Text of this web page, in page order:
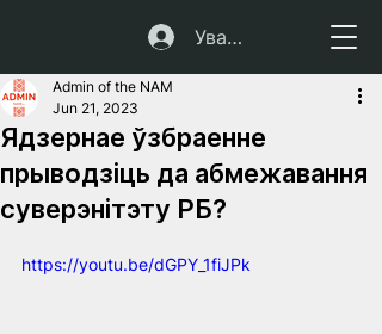
Увайсці
Ядзернае ўзбраенне
прыводзіць да абмежавання
суверэнітэту РБ?
Admin of the NAM
Jun 21, 2023
https://youtu.be/dGPY_1fiJPk